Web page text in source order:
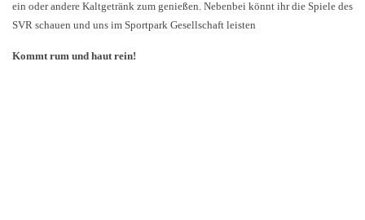
ein oder andere Kaltgetränk zum genießen. Nebenbei könnt ihr die Spiele des
SVR schauen und uns im Sportpark Gesellschaft leisten
Kommt rum und haut rein!